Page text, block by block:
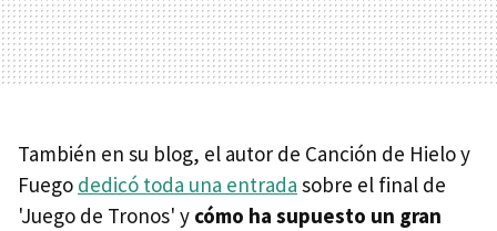
También en su blog, el autor de Canción de Hielo y
Fuego dedicó toda una entrada sobre el final de
'Juego de Tronos' y cómo ha supuesto un gran